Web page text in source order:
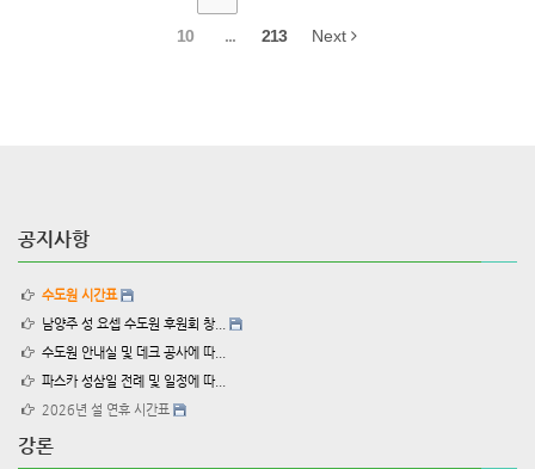
10 ... 213 Next
공지사항
수도원 시간표
남양주 성 요셉 수도원 후원회 창...
수도원 안내실 및 데크 공사에 따...
파스카 성삼일 전례 및 일정에 따...
2026년 설 연휴 시간표
강론